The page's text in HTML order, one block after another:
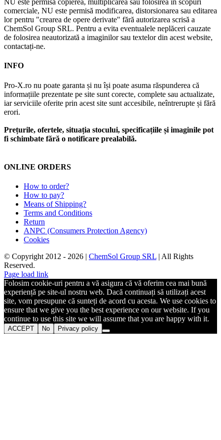
NU este permisă copierea, multiplicarea sau folosirea în scopuri
comerciale, NU este permisă modificarea, distorsionarea sau editarea
lor pentru "crearea de opere derivate" fără autorizarea scrisă a
ChemSol Group SRL. Pentru a evita eventualele neplăceri cauzate
de folosirea neautorizată a imaginilor sau textelor din acest website,
contactați-ne.
INFO
Pro-X.ro nu poate garanta și nu își poate asuma răspunderea că
informațiile prezentate pe site sunt corecte, complete sau actualizate,
iar serviciile oferite prin acest site sunt accesibile, neîntrerupte și fără
erori.
Prețurile, ofertele, situația stocului, specificațiile și imaginile pot
fi schimbate fără o notificare prealabilă.
ONLINE ORDERS
How to order?
How to pay?
Means of Shipping?
Terms and Conditions
Return
ANPC (Consumers Protection Agency)
Cookies
© Copyright 2012 - 2026 | ChemSol Group SRL | All Rights
Reserved.
Page load link
Folosim cookie-uri pentru a vă asigura că vă oferim cea mai bună
experiență pe site-ul nostru web. Dacă continuați să utilizați acest
site, vom presupune că sunteți de acord cu acesta. We use cookies to
ensure that we give you the best experience on our website. If you
continue to use this site we will assume that you are happy with it.
ACCEPT No Privacy policy